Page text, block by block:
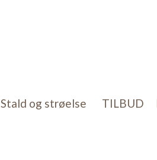
Stald og strøelse TILBUD